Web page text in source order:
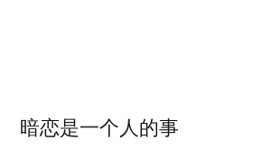
暗恋是一个人的事